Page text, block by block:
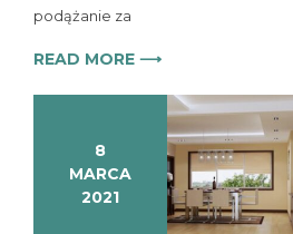
podążanie za
READ MORE ⟶
8
MARCA
2021